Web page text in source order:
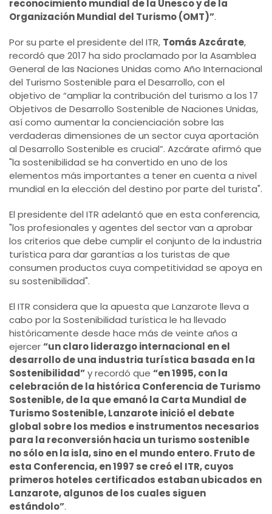
reconocimiento mundial de la Unesco y de la
Organización Mundial del Turismo (OMT)”.
Por su parte el presidente del ITR, Tomás Azcárate,
recordó que 2017 ha sido proclamado por la Asamblea
General de las Naciones Unidas como Año Internacional
del Turismo Sostenible para el Desarrollo, con el
objetivo de “ampliar la contribución del turismo a los 17
Objetivos de Desarrollo Sostenible de Naciones Unidas,
así como aumentar la concienciación sobre las
verdaderas dimensiones de un sector cuya aportación
al Desarrollo Sostenible es crucial”. Azcárate afirmó que
"la sostenibilidad se ha convertido en uno de los
elementos más importantes a tener en cuenta a nivel
mundial en la elección del destino por parte del turista".
El presidente del ITR adelantó que en esta conferencia,
"los profesionales y agentes del sector van a aprobar
los criterios que debe cumplir el conjunto de la industria
turística para dar garantías a los turistas de que
consumen productos cuya competitividad se apoya en
su sostenibilidad".
El ITR considera que la apuesta que Lanzarote lleva a
cabo por la Sostenibilidad turística le ha llevado
históricamente desde hace más de veinte años a
ejercer“un claro liderazgo internacional en el
desarrollo de una industria turística basada en la
Sostenibilidad”y recordó que “en 1995, con la
celebración de la histórica Conferencia de Turismo
Sostenible, de la que emanó la Carta Mundial de
Turismo Sostenible, Lanzarote inició el debate
global sobre los medios e instrumentos necesarios
para la reconversión hacia un turismo sostenible
no sólo en la isla, sino en el mundo entero. Fruto de
esta Conferencia, en 1997 se creó el ITR, cuyos
primeros hoteles certificados estaban ubicados en
Lanzarote, algunos de los cuales siguen
estándolo”.